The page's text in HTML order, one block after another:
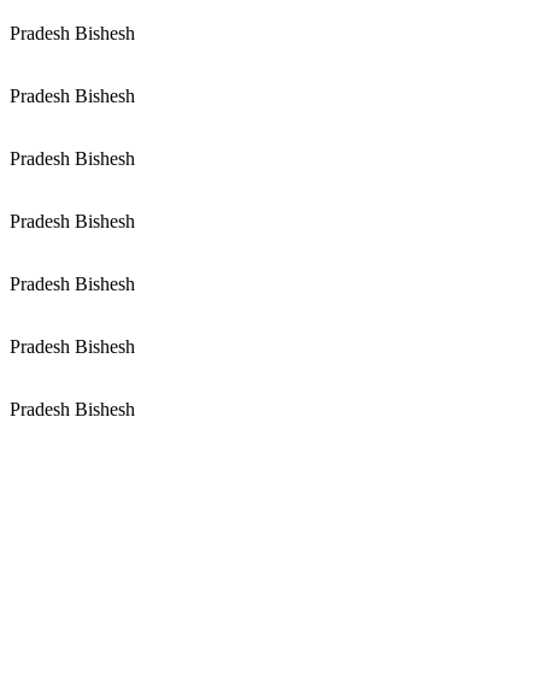
Pradesh Bishesh
Pradesh Bishesh
Pradesh Bishesh
Pradesh Bishesh
Pradesh Bishesh
Pradesh Bishesh
Pradesh Bishesh